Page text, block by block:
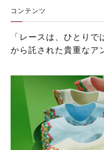
コンテンツ
「レースは、ひとり
から託された貴重なア